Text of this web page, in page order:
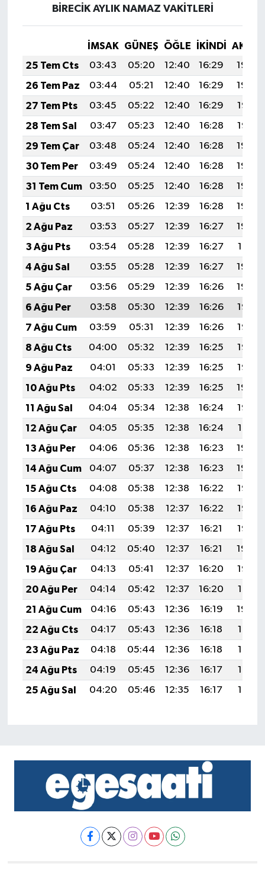
BİRECİK AYLIK NAMAZ VAKITLERI
İMSAK GÜNEŞ ÖĞLE İKINDI
25 Tem Cts
03:43 05:20 12:40 16:29
19:49
26 Tem Paz
03:44 05:21 12:40 16:29
19:48
27 Tem Pts
03:45 05:22 12:40 16:29
19:47
28 Tem Sal
03:47 05:23 12:40 16:28
19:47
29 Tem Çar
03:48 05:24 12:40 16:28
19:46
30 Tem Per
03:49 05:24 12:40 16:28
19:45
31 Tem Cum
03:50 05:25 12:40 16:28
19:44
1 Ağu Cts
03:51 05:26 12:39 16:28
19:43
2 Ağu Paz
03:53 05:27 12:39 16:27
19:42
3 Ağu Pts
03:54 05:28 12:39 16:27
19:41
4 Ağu Sal
03:55 05:28 12:39 16:27
19:40
5 Ağu Çar
03:56 05:29 12:39 16:26
19:39
6 Ağu Per
03:58 05:30 12:39 16:26
19:38
7 Ağu Cum
03:59 05:31 12:39 16:26
19:37
8 Ağu Cts
04:00 05:32 12:39 16:25
19:36
9 Ağu Paz
04:01 05:33 12:39 16:25
19:35
10 Ağu Pts
04:02 05:33 12:39 16:25
19:34
11 Ağu Sal
04:04 05:34 12:38 16:24
19:33
12 Ağu Çar
04:05 05:35 12:38 16:24
19:31
13 Ağu Per
04:06 05:36 12:38 16:23
19:30
14 Ağu Cum
04:07 05:37 12:38 16:23
19:29
15 Ağu Cts
04:08 05:38 12:38 16:22
19:28
16 Ağu Paz
04:10 05:38 12:37 16:22
19:27
17 Ağu Pts
04:11 05:39 12:37 16:21
19:25
18 Ağu Sal
04:12 05:40 12:37 16:21
19:24
19 Ağu Çar
04:13 05:41 12:37 16:20
19:23
20 Ağu Per
04:14 05:42 12:37 16:20
19:21
21 Ağu Cum
04:16 05:43 12:36 16:19
19:20
22 Ağu Cts
04:17 05:43 12:36 16:18
19:19
23 Ağu Paz
04:18 05:44 12:36 16:18
19:18
24 Ağu Pts
04:19 05:45 12:36 16:17
19:16
25 Ağu Sal
04:20 05:46 12:35 16:17 19:15